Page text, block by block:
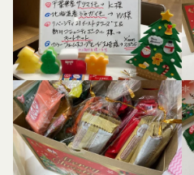
の受け取りを拒否すること
キーの受け取りを拒否さ
の一部がご利用できなくな
適正管理
当社は、お客様情報への不
防ぐため、セキュリティー
た、当社は、当社の通常の
が不要と判断した場合、お
情報を安全かつ合理的な方
の修正等、会員に不利益を
な変更の場合には、当該通
ます。
本規約変更の効力発生日後
った場合、会員は本規約の
なします。
当社が提供する本サービス
パートナーが提供するサー
ビスに定められる利用規約